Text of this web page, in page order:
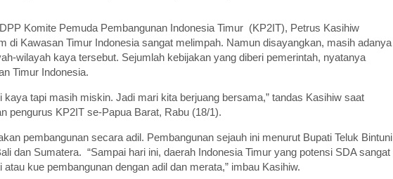
Komite Pemuda Pembangunan Indonesia Timur (KP2IT), Petrus Kasihiw
di Kawasan Timur Indonesia sangat melimpah. Namun disayangkan, masih adanya
wilayah kaya tersebut. Sejumlah kebijakan yang diberi pemerintah, nyatanya
Timur Indonesia.
kaya tapi masih miskin. Jadi mari kita berjuang bersama,” tandas Kasihiw saat
pengurus KP2IT se-Papua Barat, Rabu (18/1).
pembangunan secara adil. Pembangunan sejauh ini menurut Bupati Teluk Bintuni
dan Sumatera. “Sampai hari ini, daerah Indonesia Timur yang potensi SDA sangat
kue pembangunan dengan adil dan merata,” imbau Kasihiw.